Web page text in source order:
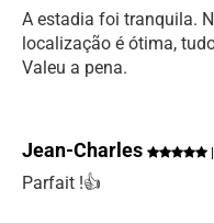
A estadia foi tranquila.
localização é ótima,
Valeu a pena.
Jean-Charles
Parfait !👍